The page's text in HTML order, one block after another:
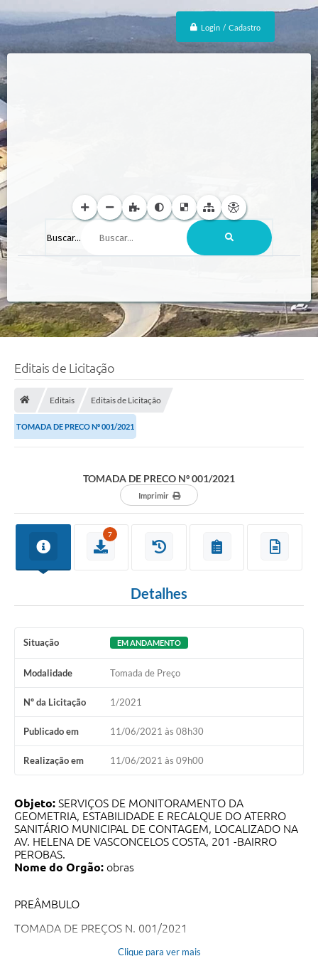
Login / Cadastro
Buscar...
Editais de Licitação
Editais Editais de Licitação
TOMADA DE PRECO Nº 001/2021
TOMADA DE PRECO Nº 001/2021
Imprimir
7
Detalhes
Situação EM ANDAMENTO
Modalidade Tomada de Preço
Nº da Licitação 1/2021
Publicado em 11/06/2021 às 08h30
Realização em 11/06/2021 às 09h00
Objeto: SERVIÇOS DE MONITORAMENTO DA
GEOMETRIA, ESTABILIDADE E RECALQUE DO ATERRO
SANITÁRIO MUNICIPAL DE CONTAGEM, LOCALIZADO NA
AV. HELENA DE VASCONCELOS COSTA, 201 -BAIRRO
PEROBAS.
Nome do Orgão: obras
PREÂMBULO
TOMADA DE PREÇOS N. 001/2021
O Secretário Municipal de Obras e Serviços Urbanos torna
Clique para ver mais